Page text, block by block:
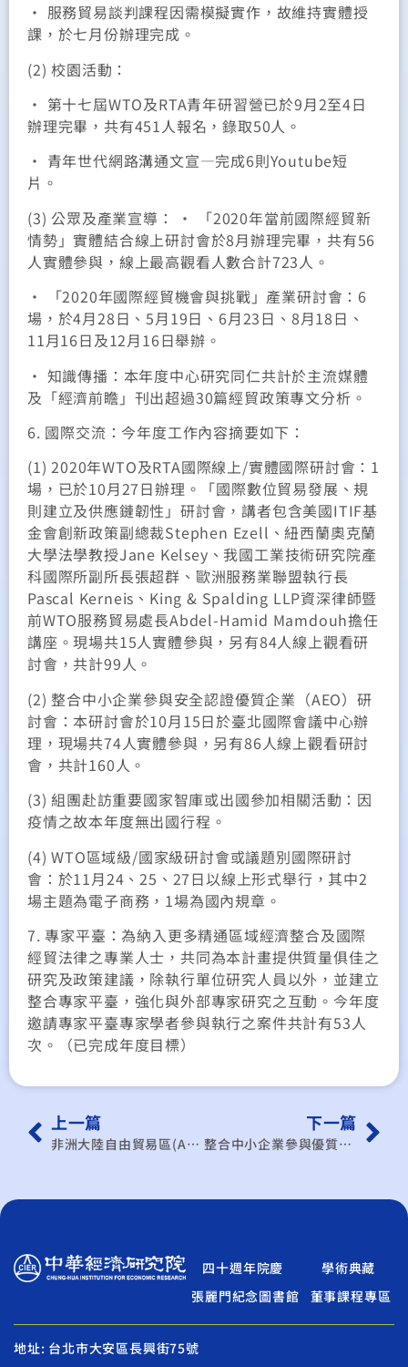
• 服務貿易談判課程因需模擬實作，故維持實體授
課，於七月份辦理完成。
(2) 校園活動：
• 第十七屆WTO及RTA青年研習營已於9月2至4日
辦理完畢，共有451人報名，錄取50人。
• 青年世代網路溝通文宣—完成6則Youtube短
片。
(3) 公眾及產業宣導： • 「2020年當前國際經貿新
情勢」實體結合線上研討會於8月辦理完畢，共有56
人實體參與，線上最高觀看人數合計723人。
• 「2020年國際經貿機會與挑戰」產業研討會：6
場，於4月28日、5月19日、6月23日、8月18日、
11月16日及12月16日舉辦。
• 知識傳播：本年度中心研究同仁共計於主流媒體
及「經濟前瞻」刊出超過30篇經貿政策專文分析。
6. 國際交流：今年度工作內容摘要如下：
(1) 2020年WTO及RTA國際線上/實體國際研討會：1
場，已於10月27日辦理。「國際數位貿易發展、規
則建立及供應鏈韌性」研討會，講者包含美國ITIF基
金會創新政策副總裁Stephen Ezell、紐西蘭奧克蘭
大學法學教授Jane Kelsey、我國工業技術研究院產
科國際所副所長張超群、歐洲服務業聯盟執行長
Pascal Kerneis、King & Spalding LLP資深律師暨
前WTO服務貿易處長Abdel-Hamid Mamdouh擔任
講座。現場共15人實體參與，另有84人線上觀看研
討會，共計99人。
(2) 整合中小企業參與安全認證優質企業（AEO）研
討會：本研討會於10月15日於臺北國際會議中心辦
理，現場共74人實體參與，另有86人線上觀看研討
會，共計160人。
(3) 組團赴訪重要國家智庫或出國參加相關活動：因
疫情之故本年度無出國行程。
(4) WTO區域級/國家級研討會或議題別國際研討
會：於11月24、25、27日以線上形式舉行，其中2
場主題為電子商務，1場為國內規章。
7. 專家平臺：為納入更多精通區域經濟整合及國際
經貿法律之專業人士，共同為本計畫提供質量俱佳之
研究及政策建議，除執行單位研究人員以外，並建立
整合專家平臺，強化與外部專家研究之互動。今年度
邀請專家平臺專家學者參與執行之案件共計有53人
次。（已完成年度目標）
上一篇
非洲大陸自由貿易區(AFCFTA)之前景及我廠商在非洲市場發展之優勢及限制
下一篇
整合中小企業參與優質企業認證（Authorized Economic Operators）：改善中小企業參與APEC安全貿易–放行時間及SAFE-支柱3之現狀調查
四十週年院慶
學術典藏
張麗門紀念圖書館
董事課程專區
地址: 台北市大安區長興街75號